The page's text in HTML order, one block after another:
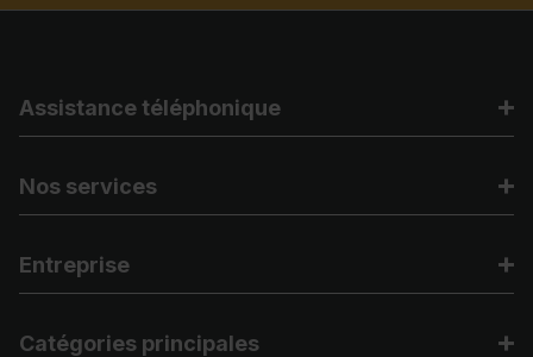
Assistance téléphonique
Nos services
Entreprise
Catégories principales